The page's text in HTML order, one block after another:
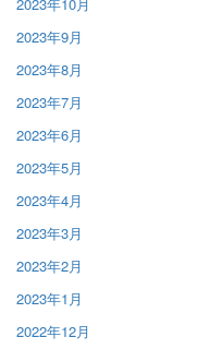
2023年9月
2023年8月
2023年7月
2023年6月
2023年5月
2023年4月
2023年3月
2023年2月
2023年1月
2022年12月